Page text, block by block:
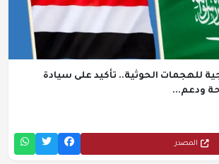
للهجمات الحوثية.. تأكيد على سيادة
ودعم...
المصدر